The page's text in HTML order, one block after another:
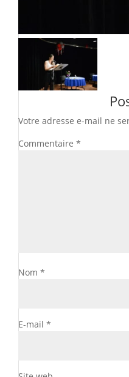
Votre adresse e-mail ne
Commentaire *
Nom *
E-mail *